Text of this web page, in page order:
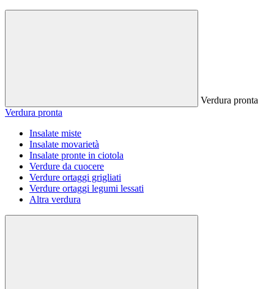
Verdura pronta
Verdura pronta
Insalate miste
Insalate movarietà
Insalate pronte in ciotola
Verdure da cuocere
Verdure ortaggi grigliati
Verdure ortaggi legumi lessati
Altra verdura